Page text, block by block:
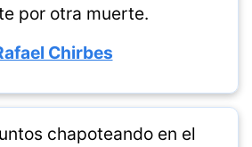
por otra muerte.
Chirbes
chapoteando en el